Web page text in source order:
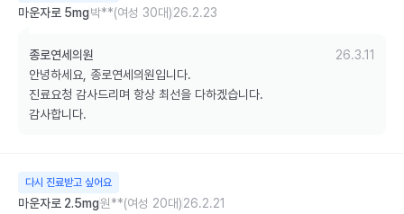
마운자로 5mg박**(여성 30대)26.2.23
종로연세의원
26.3.11
안녕하세요, 종로연세의원입니다.
진료요청 감사드리며 항상 최선을 다하겠습니다.
감사합니다.
다시 진료받고 싶어요
마운자로 2.5mg원**(여성 20대)26.2.21